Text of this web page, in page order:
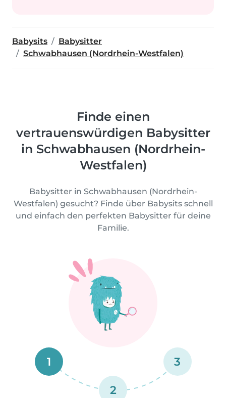
Babysits
Babysitter
Schwabhausen (Nordrhein-Westfalen)
Finde einen
vertrauenswürdigen Babysitter
in Schwabhausen (Nordrhein-
Westfalen)
Babysitter in Schwabhausen (Nordrhein-
Westfalen) gesucht? Finde über Babysits schnell
und einfach den perfekten Babysitter für deine
Familie.
1
2
3